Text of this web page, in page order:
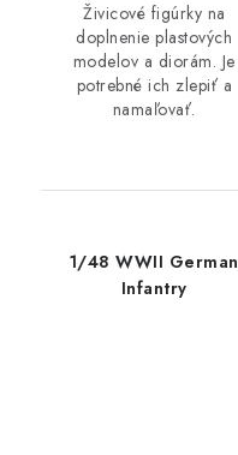
Živicové figúrky na
doplnenie plastových
modelov a diorám. Je
potrebné ich zlepiť a
namaľovať.
1/48 WWII German
Infantry